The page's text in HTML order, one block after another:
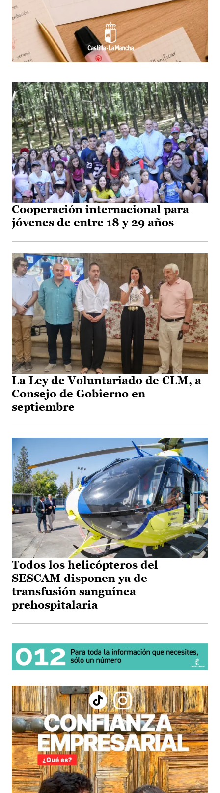
Cooperación internacional para
jóvenes de entre 18 y 29 años
La Ley de Voluntariado de CLM, a
Consejo de Gobierno en
septiembre
Todos los helicópteros del
SESCAM disponen ya de
transfusión sanguínea
prehospitalaria